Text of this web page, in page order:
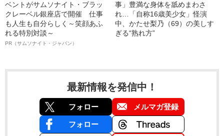
ベントがサムソナイト・ブラッ
クレーベル銀座店で開催 仕事
も人生も自分らしく～笑顔あふ
れる特別対談～
PR（サムソナイト・ジャパン）
事」豊満な身体を舐めまわさ
れ…「自称16歳美少女」怪演
中、かたせ梨乃（69）の美しす
ぎる“熟れ方”
最新情報を発信中！
フォロー メルマガ登録
フォロー